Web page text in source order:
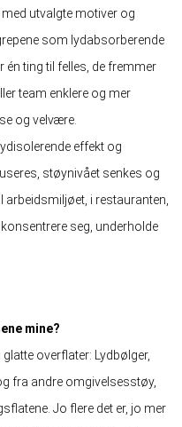
utvalgte motiver og
som lydabsorberende
én ting til felles, de fremmer
team enklere og mer
og velvære.
effekt og
støynivået senkes og
i restauranten,
seg, underholde
mine?
overflater: Lydbølger,
fra andre omgivelsesstøy,
Jo flere det er, jo mer